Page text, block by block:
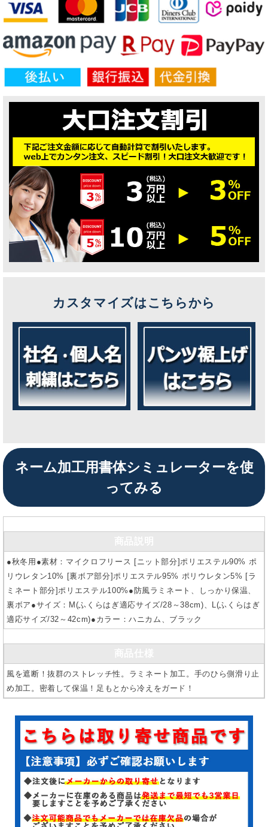
カスタマイズはこちらから
ネーム加工用書体シミュレーターを使
ってみる
●秋冬用●素材：マイクロフリース [ニット部分]ポリエステル90% ポ
リウレタン10% [裏ボア部分]ポリエステル95% ポリウレタン5% [ラ
ミネート部分]ポリエステル100%●防風ラミネート、しっかり保温、
裏ボア●サイズ：M(ふくらはぎ適応サイズ/28～38cm)、L(ふくらはぎ
適応サイズ/32～42cm)●カラー：ハニカム、ブラック
風を遮断！抜群のストレッチ性。ラミネート加工。手のひら側滑り止
め加工。密着して保温！足もとから冷えをガード！